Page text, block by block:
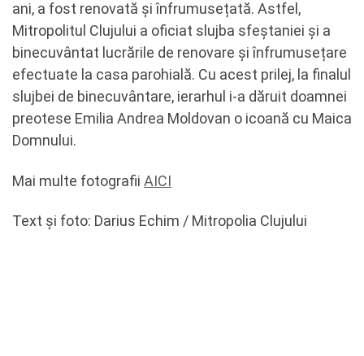
ani, a fost renovată și înfrumusețată. Astfel,
Mitropolitul Clujului a oficiat slujba sfeștaniei și a
binecuvântat lucrările de renovare și înfrumusețare
efectuate la casa parohială. Cu acest prilej, la finalul
slujbei de binecuvântare, ierarhul i-a dăruit doamnei
preotese Emilia Andrea Moldovan o icoană cu Maica
Domnului.
Mai multe fotografii AICI
Text și foto: Darius Echim / Mitropolia Clujului